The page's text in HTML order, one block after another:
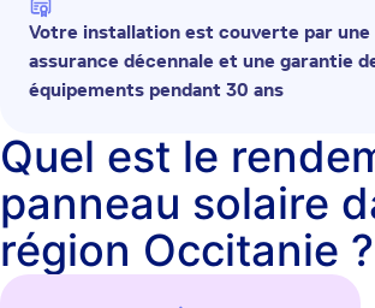
Votre installation est couverte par une
assurance décennale et une garantie
équipements pendant 30 ans
Quel est le
panneau solaire
région Occitanie ?